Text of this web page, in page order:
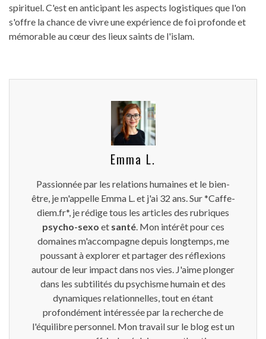
spirituel. C'est en anticipant les aspects logistiques que l'on
s'offre la chance de vivre une expérience de foi profonde et
mémorable au cœur des lieux saints de l'islam.
Emma L.
Passionnée par les relations humaines et le bien-
être, je m'appelle Emma L. et j'ai 32 ans. Sur *Caffe-
diem.fr*, je rédige tous les articles des rubriques
psycho-sexo et santé. Mon intérêt pour ces
domaines m'accompagne depuis longtemps, me
poussant à explorer et partager des réflexions
autour de leur impact dans nos vies. J'aime plonger
dans les subtilités du psychisme humain et des
dynamiques relationnelles, tout en étant
profondément intéressée par la recherche de
l'équilibre personnel. Mon travail sur le blog est un